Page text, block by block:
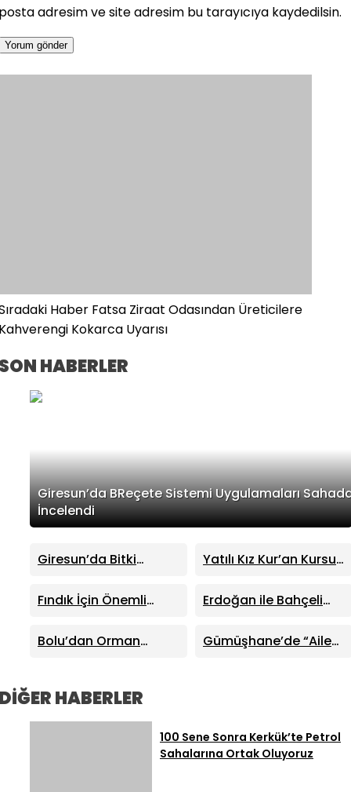
adresim ve site adresim bu tarayıcıya kaydedilsin.
Haber Fatsa Ziraat Odasından Üreticilere
Kokarca Uyarısı
HABERLER
Giresun’da BReçete Sistemi Uygulamaları
İncelendi
Giresun’da Bitki
Bayilerine BReçete
Denetimi
Yatılı Kız Kur’an Kursu
İmzalandı
Fındık İçin Önemli
Erdoğan ile Bahçeli
Külliyesi’nde Bir Araya
Geldi
Bolu’dan Orman
Gümüşhane’de “Aile
HABERLER
100 Sene Sonra Kerkük’te Petrol
Sahalarına Ortak Oluyoruz